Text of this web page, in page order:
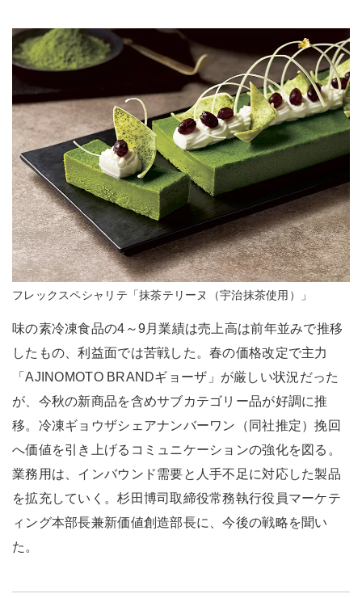
フレックスペシャリテ「抹茶テリーヌ（宇治抹茶使用）」
味の素冷凍食品の4～9月業績は売上高は前年並みで推移
したもの、利益面では苦戦した。春の価格改定で主力
「AJINOMOTO BRANDギョーザ」が厳しい状況だった
が、今秋の新商品を含めサブカテゴリー品が好調に推
移。冷凍ギョウザシェアナンバーワン（同社推定）挽回
へ価値を引き上げるコミュニケーションの強化を図る。
業務用は、インバウンド需要と人手不足に対応した製品
を拡充していく。杉田博司取締役常務執行役員マーケテ
ィング本部長兼新価値創造部長に、今後の戦略を聞い
た。